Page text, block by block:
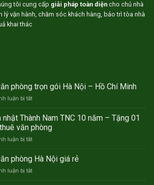
tôi cung cấp giải pháp toàn diện cho chủ nhà
lý vận hành, chăm sóc khách hàng, bảo trì tòa nhà
khai thác
phòng trọn gói Hà Nội – Hồ Chí Minh
luận bị tắtở
thuê
văn
phòng
trọn
Hà
–
nhật Thành Nam TNC 10 năm – Tặng 01
văn phòng
luận bị tắtở
sinh
Thành
phòng Hà Nội giá rẻ
luận bị tắtở